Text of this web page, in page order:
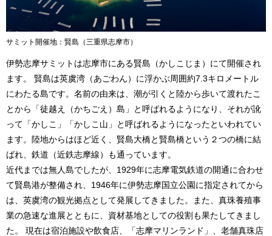
サミット開催地：賢島（三重県志摩市）
伊勢志摩サミットは志摩市にある賢島（かしこじま）にて開催され
ます。 賢島は英虞湾（あごわん）に浮かぶ周囲約7.3キロメートル
にわたる島です。名前の由来は、潮が引くと陸から歩いて渡れたこ
とから「徒越え（かちごえ）島」と呼ばれるようになり、それが訛
って「かしこ」「かしこ山」と呼ばれるようになったといわれてい
ます。陸地からはほど近く、賢島大橋と賢島橋という２つの橋に結
ばれ、鉄道（近鉄志摩線）も通っています。
近代までは無人島でしたが、1929年に志摩電気鉄道の開通に合わせ
て賢島港が整備され、1946年に伊勢志摩国立公園に指定されてから
は、英虞湾の観光拠点として発展してきました。また、真珠養殖事
業の急速な進展とともに、資材基地としての役割も果たしてきまし
た。 現在は宿泊施設や飲食店、「志摩マリンランド」、老舗真珠店